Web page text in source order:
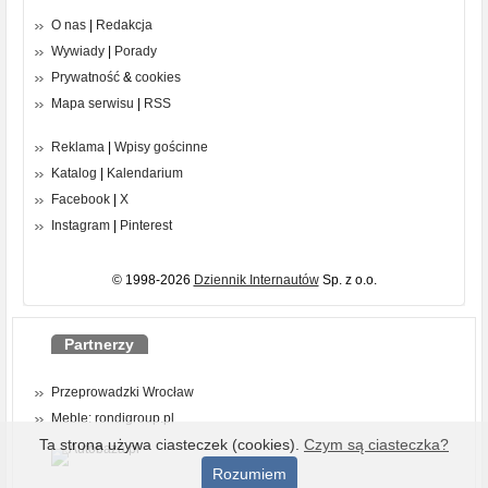
O nas
Redakcja
Wywiady
Porady
Prywatność & cookies
Mapa serwisu
RSS
Reklama
Wpisy gościnne
Katalog
Kalendarium
Facebook
X
Instagram
Pinterest
© 1998-2026 Dziennik InternautówSp. z o.o.
Partnerzy
Przeprowadzki Wrocław
Meble: rondigroup.pl
Ta strona używa ciasteczek (cookies). Czym są ciasteczka?
Rozumiem